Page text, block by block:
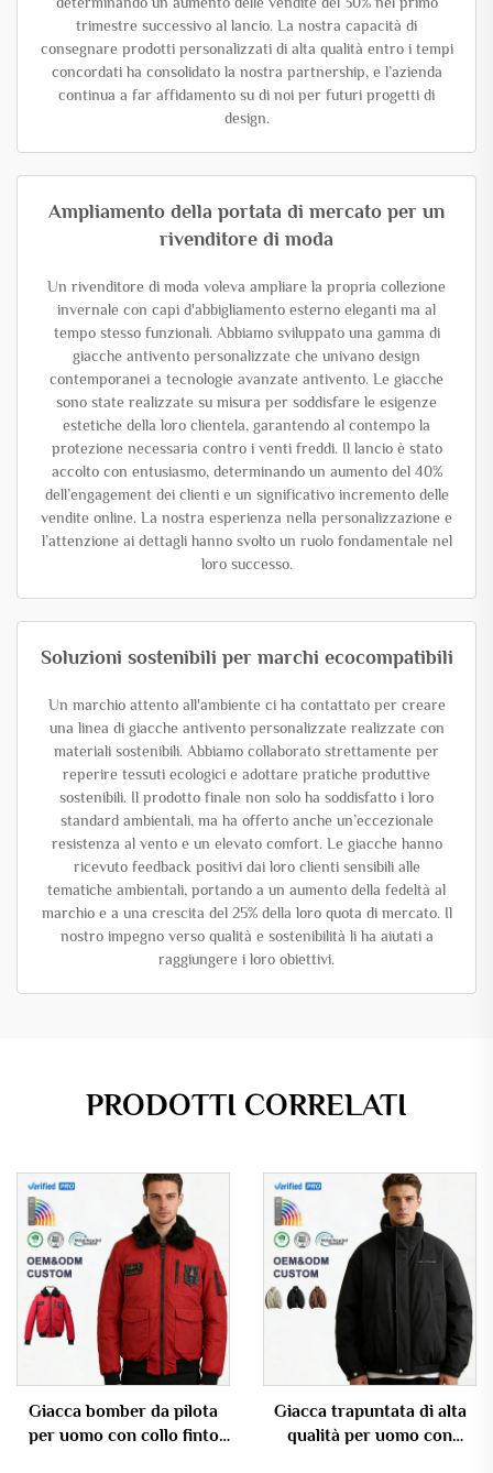
trimestre successivo al lancio. La nostra capacità di
consegnare prodotti personalizzati di alta qualità entro i tempi
concordati ha consolidato la nostra partnership, e l’azienda
continua a far affidamento su di noi per futuri progetti di
design.
Ampliamento della portata di mercato per un
rivenditore di moda
Un rivenditore di moda voleva ampliare la propria collezione
invernale con capi d'abbigliamento esterno eleganti ma al
tempo stesso funzionali. Abbiamo sviluppato una gamma di
giacche antivento personalizzate che univano design
contemporanei a tecnologie avanzate antivento. Le giacche
sono state realizzate su misura per soddisfare le esigenze
estetiche della loro clientela, garantendo al contempo la
protezione necessaria contro i venti freddi. Il lancio è stato
accolto con entusiasmo, determinando un aumento del 40%
dell’engagement dei clienti e un significativo incremento delle
vendite online. La nostra esperienza nella personalizzazione e
l’attenzione ai dettagli hanno svolto un ruolo fondamentale nel
loro successo.
Soluzioni sostenibili per marchi ecocompatibili
Un marchio attento all'ambiente ci ha contattato per creare
una linea di giacche antivento personalizzate realizzate con
materiali sostenibili. Abbiamo collaborato strettamente per
reperire tessuti ecologici e adottare pratiche produttive
sostenibili. Il prodotto finale non solo ha soddisfatto i loro
standard ambientali, ma ha offerto anche un’eccezionale
resistenza al vento e un elevato comfort. Le giacche hanno
ricevuto feedback positivi dai loro clienti sensibili alle
tematiche ambientali, portando a un aumento della fedeltà al
marchio e a una crescita del 25% della loro quota di mercato. Il
nostro impegno verso qualità e sostenibilità li ha aiutati a
raggiungere i loro obiettivi.
PRODOTTI CORRELATI
Giacca bomber da pilota
per uomo con collo finto
Giacca trapuntata di alta
qualità per uomo con